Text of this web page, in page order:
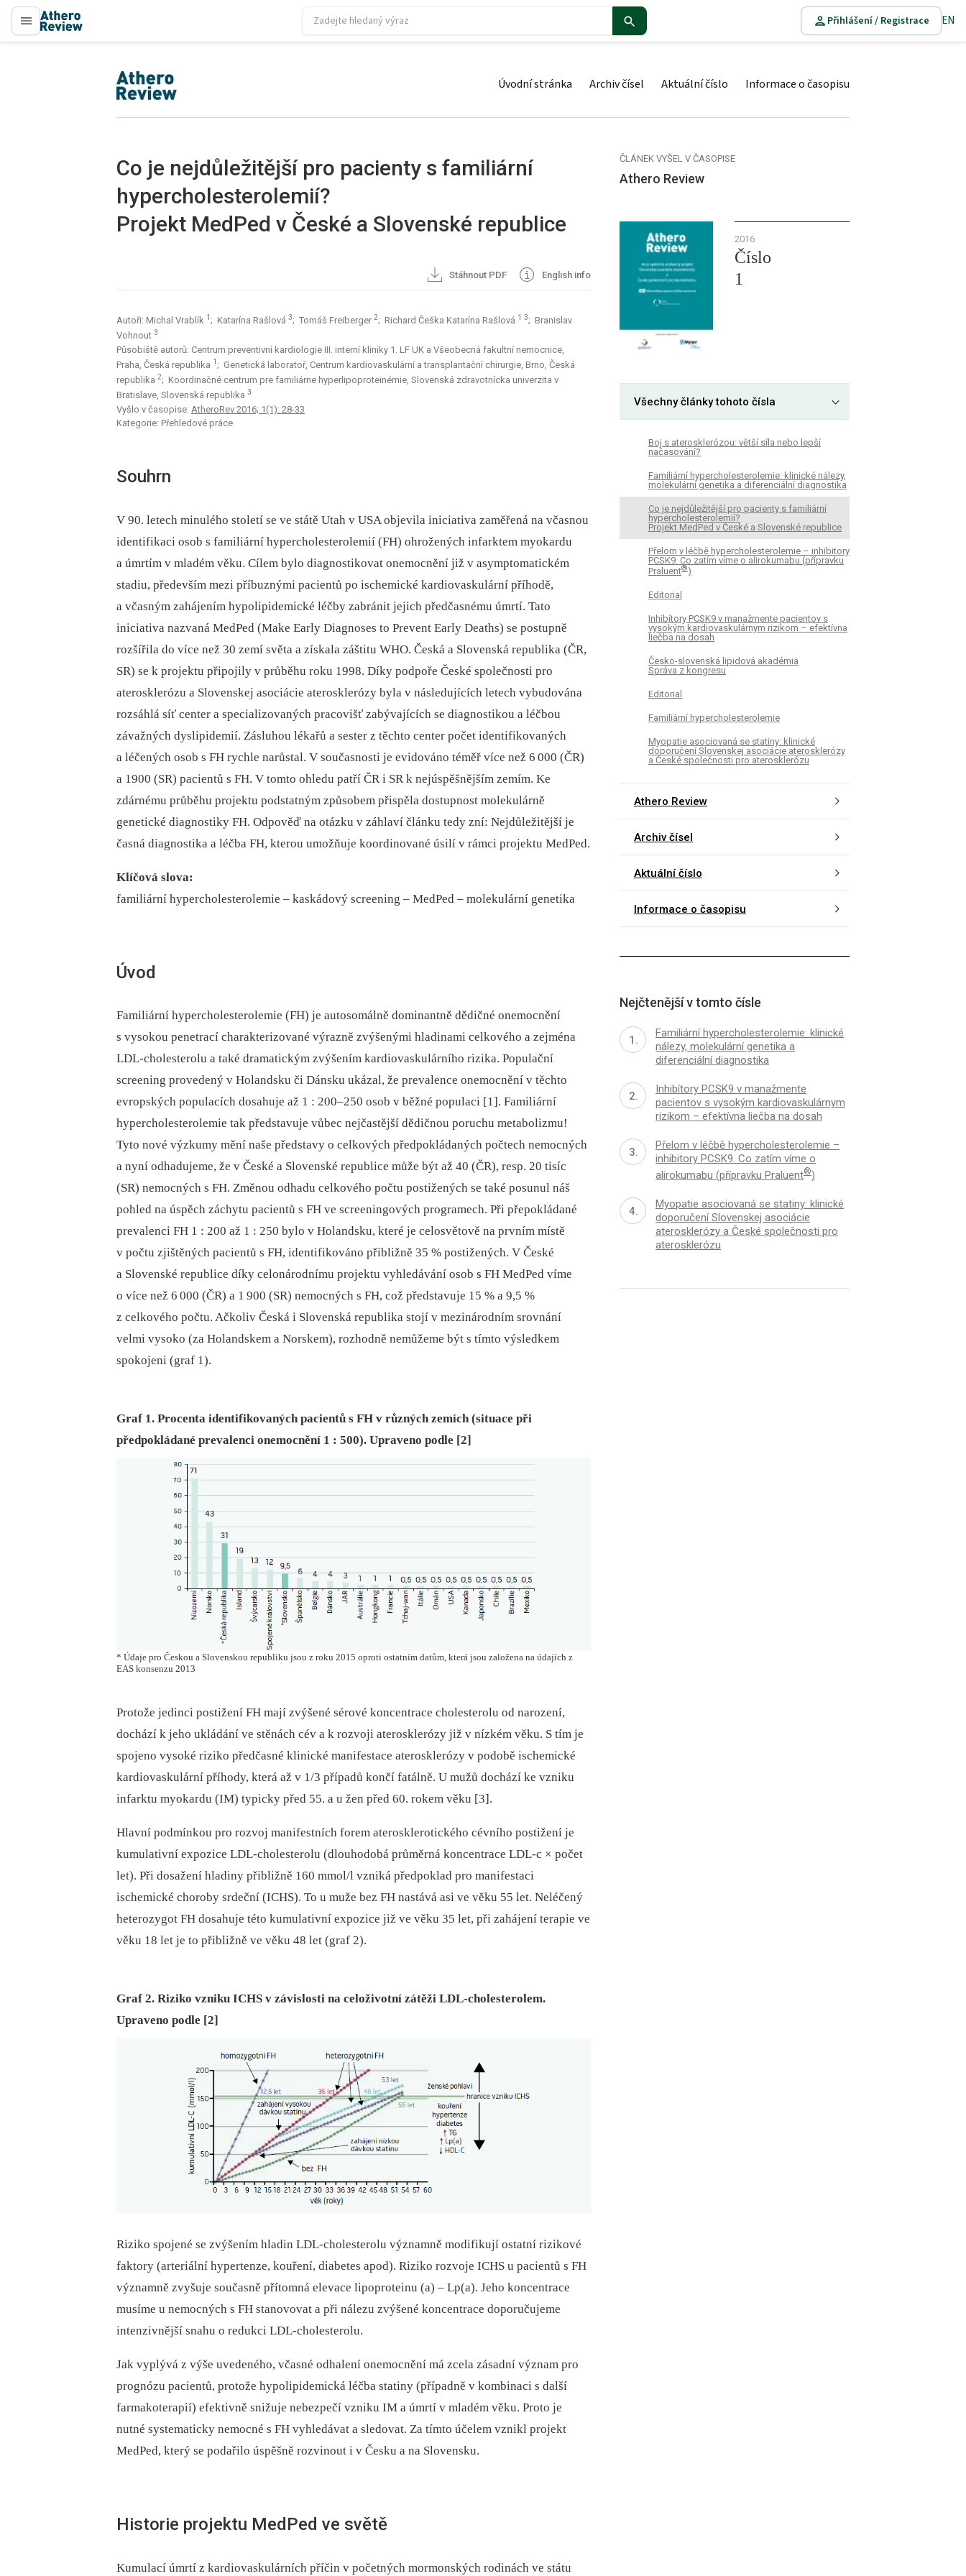
proLékaře.cz
Přihlášení / Registrace EN
proLékaře.cz Úvodní stránka Archiv čísel Aktuální číslo Informace o časopisu
Co je nejdůležitější pro pacienty s familiární
hypercholesterolemií?
Projekt MedPed v České a Slovenské republice
Stáhnout PDF English info
Autoři: Michal Vrablík 1 ; Katarína Rašlová 3; Tomáš Freiberger 2; Richard Češka Katarína Rašlová 1 3; Branislav
Vohnout 3
Působiště autorů: Centrum preventivní kardiologie III. interní kliniky 1. LF UK a Všeobecná fakultní nemocnice,
Praha, Česká republika 1; Genetická laboratoř, Centrum kardiovaskulární a transplantační chirurgie, Brno, Česká
republika 2; Koordinačné centrum pre familiárne hyperlipoproteinémie, Slovenská zdravotnícka univerzita v
Bratislave, Slovenská republika 3
Vyšlo v časopise: AtheroRev 2016; 1(1): 28-33
Kategorie: Přehledové práce
Souhrn
V 90. letech minulého století se ve státě Utah v USA objevila iniciativa zaměřená na včasnou
identifikaci osob s familiární hypercholesterolemií (FH) ohrožených infarktem myokardu
a úmrtím v mladém věku. Cílem bylo diagnostikovat onemocnění již v asymptomatickém
stadiu, především mezi příbuznými pacientů po ischemické kardiovaskulární příhodě,
a včasným zahájením hypolipidemické léčby zabránit jejich předčasnému úmrtí. Tato
iniciativa nazvaná MedPed (Make Early Diagnoses to Prevent Early Deaths) se postupně
rozšířila do více než 30 zemí světa a získala záštitu WHO. Česká a Slovenská republika (ČR,
SR) se k projektu připojily v průběhu roku 1998. Díky podpoře České společnosti pro
aterosklerózu a Slovenskej asociácie aterosklerózy byla v následujících letech vybudována
rozsáhlá síť center a specializovaných pracovišť zabývajících se diagnostikou a léčbou
závažných dyslipidemií. Zásluhou lékařů a sester z těchto center počet identifikovaných
a léčených osob s FH rychle narůstal. V současnosti je evidováno téměř více než 6 000 (ČR)
a 1900 (SR) pacientů s FH. V tomto ohledu patří ČR i SR k nejúspěšnějším zemím. Ke
zdárnému průběhu projektu podstatným způsobem přispěla dostupnost molekulárně
genetické diagnostiky FH. Odpověď na otázku v záhlaví článku tedy zní: Nejdůležitější je
časná diagnostika a léčba FH, kterou umožňuje koordinované úsilí v rámci projektu MedPed.
Klíčová slova:
familiární hypercholesterolemie –⁠ kaskádový screening –⁠ MedPed –⁠ molekulární genetika
Úvod
Familiární hypercholesterolemie (FH) je autosomálně dominantně dědičné onemocnění
s vysokou penetrací charakterizované výrazně zvýšenými hladinami celkového a zejména
LDL-cholesterolu a také dramatickým zvýšením kardiovaskulárního rizika. Populační
screening provedený v Holandsku či Dánsku ukázal, že prevalence onemocnění v těchto
evropských populacích dosahuje až 1 : 200–250 osob v běžné populaci [1]. Familiární
hypercholesterolemie tak představuje vůbec nejčastější dědičnou poruchu metabolizmu!
Tyto nové výzkumy mění naše představy o celkových předpokládaných počtech nemocných
a nyní odhadujeme, že v České a Slovenské republice může být až 40 (ČR), resp. 20 tisíc
(SR) nemocných s FH. Změnou odhadu celkového počtu postižených se také posunul náš
pohled na úspěch záchytu pacientů s FH ve screeningových programech. Při přepokládané
prevalenci FH 1 : 200 až 1 : 250 bylo v Holandsku, které je celosvětově na prvním místě
v počtu zjištěných pacientů s FH, identifikováno přibližně 35 % postižených. V České
a Slovenské republice díky celonárodnímu projektu vyhledávání osob s FH MedPed víme
o více než 6 000 (ČR) a 1 900 (SR) nemocných s FH, což představuje 15 % a 9,5 %
z celkového počtu. Ačkoliv Česká i Slovenská republika stojí v mezinárodním srovnání
velmi vysoko (za Holandskem a Norskem), rozhodně nemůžeme být s tímto výsledkem
spokojeni (graf 1).
Graf 1. Procenta identifikovaných pacientů s FH v různých zemích (situace při
předpokládané prevalenci onemocnění 1 : 500). Upraveno podle [2]
* Údaje pro Českou a Slovenskou republiku jsou z roku 2015 oproti ostatním datům, která jsou založena na údajích z
EAS konsenzu 2013
Protože jedinci postižení FH mají zvýšené sérové koncentrace cholesterolu od narození,
dochází k jeho ukládání ve stěnách cév a k rozvoji aterosklerózy již v nízkém věku. S tím je
spojeno vysoké riziko předčasné klinické manifestace aterosklerózy v podobě ischemické
kardiovaskulární příhody, která až v 1/3 případů končí fatálně. U mužů dochází ke vzniku
infarktu myokardu (IM) typicky před 55. a u žen před 60. rokem věku [3].
Hlavní podmínkou pro rozvoj manifestních forem aterosklerotického cévního postižení je
kumulativní expozice LDL-cholesterolu (dlouhodobá průměrná koncentrace LDL-c × počet
let). Při dosažení hladiny přibližně 160 mmol/l vzniká předpoklad pro manifestaci
ischemické choroby srdeční (ICHS). To u muže bez FH nastává asi ve věku 55 let. Neléčený
heterozygot FH dosahuje této kumulativní expozice již ve věku 35 let, při zahájení terapie ve
věku 18 let je to přibližně ve věku 48 let (graf 2).
Graf 2. Riziko vzniku ICHS v závislosti na celoživotní zátěži LDL-cholesterolem.
Upraveno podle [2]
Riziko spojené se zvýšením hladin LDL-cholesterolu významně modifikují ostatní rizikové
faktory (arteriální hypertenze, kouření, diabetes apod). Riziko rozvoje ICHS u pacientů s FH
významně zvyšuje současně přítomná elevace lipoproteinu (a) –⁠ Lp(a). Jeho koncentrace
musíme u nemocných s FH stanovovat a při nálezu zvýšené koncentrace doporučujeme
intenzivnější snahu o redukci LDL-cholesterolu.
Jak vyplývá z výše uvedeného, včasné odhalení onemocnění má zcela zásadní význam pro
prognózu pacientů, protože hypolipidemická léčba statiny (případně v kombinaci s další
farmakoterapií) efektivně snižuje nebezpečí vzniku IM a úmrtí v mladém věku. Proto je
nutné systematicky nemocné s FH vyhledávat a sledovat. Za tímto účelem vznikl projekt
MedPed, který se podařilo úspěšně rozvinout i v Česku a na Slovensku.
Historie projektu MedPed ve světě
Kumulací úmrtí z kardiovaskulárních příčin v početných mormonských rodinách ve státu
ČLÁNEK VYŠEL V ČASOPISE
Athero Review
2016
Číslo
1
Všechny články tohoto čísla
Boj s aterosklerózou: větší síla nebo lepší
načasování?
Familiární hypercholesterolemie: klinické nálezy,
molekulární genetika a diferenciální diagnostika
Co je nejdůležitější pro pacienty s familiární
hypercholesterolemií?
Projekt MedPed v České a Slovenské republice
Přelom v léčbě hypercholesterolemie – inhibitory
PCSK9. Co zatím víme o alirokumabu (přípravku
Praluent®)
Editorial
Inhibítory PCSK9 v manažmente pacientov s
vysokým kardiovaskulárnym rizikom – efektívna
liečba na dosah
Česko-slovenská lipidová akadémia
Správa z kongresu
Editorial
Familiární hypercholesterolemie
Myopatie asociovaná se statiny: klinické
doporučení Slovenskej asociácie aterosklerózy
a České společnosti pro aterosklerózu
Athero Review
Archiv čísel
Aktuální číslo
Informace o časopisu
Nejčtenější v tomto čísle
Familiární hypercholesterolemie: klinické
nálezy, molekulární genetika a
diferenciální diagnostika
Inhibítory PCSK9 v manažmente
pacientov s vysokým kardiovaskulárnym
rizikom – efektívna liečba na dosah
Přelom v léčbě hypercholesterolemie –
inhibitory PCSK9. Co zatím víme o
alirokumabu (přípravku Praluent®)
Myopatie asociovaná se statiny: klinické
doporučení Slovenskej asociácie
aterosklerózy a České společnosti pro
aterosklerózu